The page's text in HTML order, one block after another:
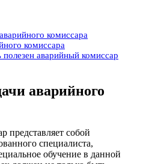
комиссара
комиссара
аварийный комиссар
аварийного
представляет собой
специалиста,
обучение в данной